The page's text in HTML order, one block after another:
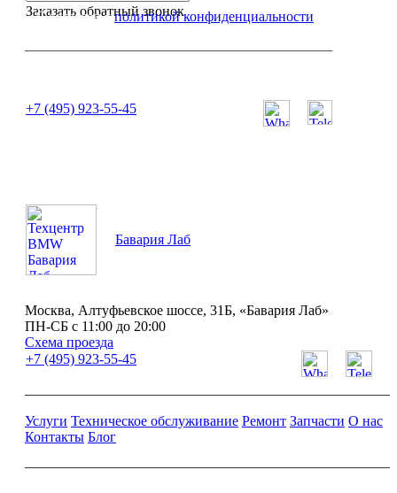
Заказать обратный звонок
Я согласен сполитикой конфиденциальности
+7 (495) 923-55-45
Бавария Лаб
Москва, Алтуфьевское шоссе, 31Б, «Бавария Лаб»
ПН-СБ с 11:00 до 20:00
Схема проезда
+7 (495) 923-55-45
Услуги Техническое обслуживание Ремонт Запчасти О нас
Контакты Блог